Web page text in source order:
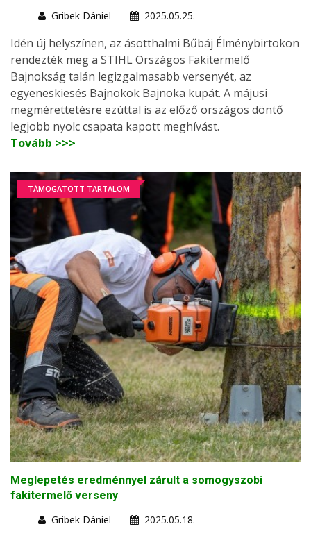
Gribek Dániel
2025.05.25.
Idén új helyszínen, az ásotthalmi Bűbáj Élménybirtokon
rendezték meg a STIHL Országos Fakitermelő
Bajnokság talán legizgalmasabb versenyét, az
egyeneskiesés Bajnokok Bajnoka kupát. A májusi
megmérettetésre ezúttal is az előző országos döntő
legjobb nyolc csapata kapott meghívást.
Tovább >>>
TÁMOGATOTT TARTALOM
Meglepetés eredménnyel zárult a somogyszobi
fakitermelő verseny
Gribek Dániel
2025.05.18.